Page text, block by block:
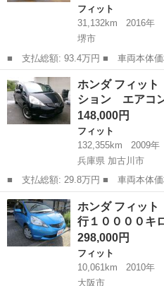
フィット
31,132km
2016年
堺市
■ 支払総額: 93.4万円 ■ 車両本体価格： 788,000 円 ■ メーカー
名： ホンダ ■ 車種名： フィッ
パッケージ ワンオーナー 禁煙車
ビ Ｒカメラ ...
堺市 フィット
ホンダ フィッ
ション エアコ
148,000円
フィット
132,355km
2009年
兵庫県 加古川市
■ 支払総額: 29.8万円 ■ 車両本体価格： 148,000 円 ■ メーカー
名： ホンダ ■ 車種名： フィッ
トスタイルエディション エアコ
スマートキー...
兵庫 加古川市 フィット
ホンダ フィッ
行１００００
298,000円
フィット
10,061km
2010年
大阪市